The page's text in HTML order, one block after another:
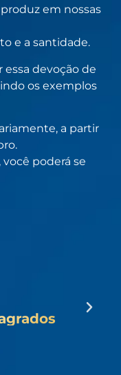
em nossas
e a santidade.
essa devoção de
os exemplos
a partir
você poderá se